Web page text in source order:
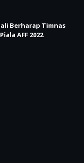
Berharap Timnas
AFF 2022